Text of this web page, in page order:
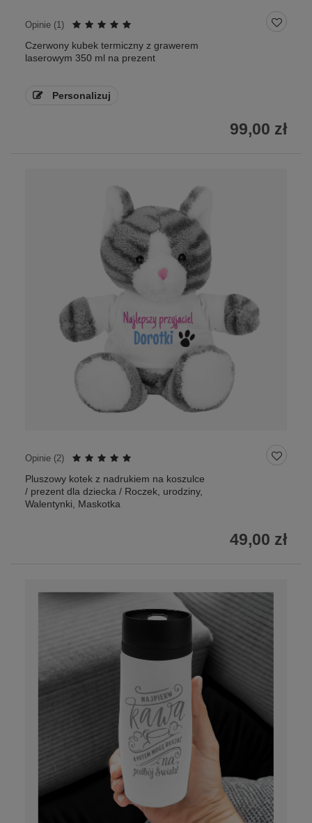
Opinie (1)
Czerwony kubek termiczny z grawerem
laserowym 350 ml na prezent
Personalizuj
99,00 zł
Opinie (2)
Pluszowy kotek z nadrukiem na koszulce
/ prezent dla dziecka / Roczek, urodziny,
Walentynki, Maskotka
49,00 zł